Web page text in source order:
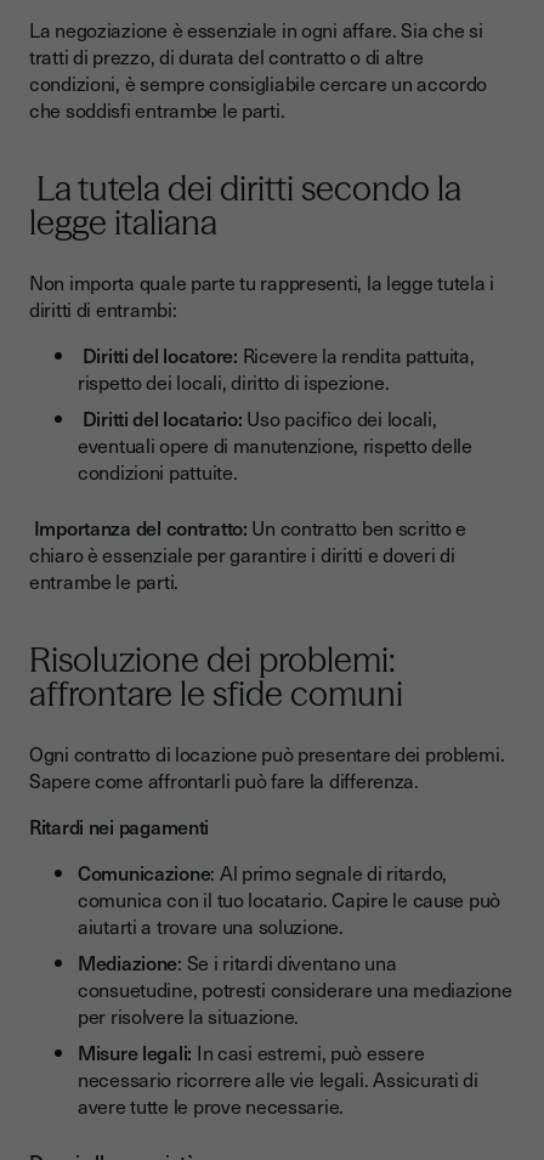
La negoziazione è essenziale in ogni affare. Sia che si
tratti di prezzo, di durata del contratto o di altre
condizioni, è sempre consigliabile cercare un accordo
che soddisfi entrambe le parti.
La tutela dei diritti secondo la
legge italiana
Non importa quale parte tu rappresenti, la legge tutela i
diritti di entrambi:
Diritti del locatore: Ricevere la rendita pattuita,
rispetto dei locali, diritto di ispezione.
Diritti del locatario: Uso pacifico dei locali,
eventuali opere di manutenzione, rispetto delle
condizioni pattuite.
Importanza del contratto: Un contratto ben scritto e
chiaro è essenziale per garantire i diritti e doveri di
entrambe le parti.
Risoluzione dei problemi:
affrontare le sfide comuni
Ogni contratto di locazione può presentare dei problemi.
Sapere come affrontarli può fare la differenza.
Ritardi nei pagamenti
Comunicazione: Al primo segnale di ritardo,
comunica con il tuo locatario. Capire le cause può
aiutarti a trovare una soluzione.
Mediazione: Se i ritardi diventano una
consuetudine, potresti considerare una mediazione
per risolvere la situazione.
Misure legali: In casi estremi, può essere
necessario ricorrere alle vie legali. Assicurati di
avere tutte le prove necessarie.